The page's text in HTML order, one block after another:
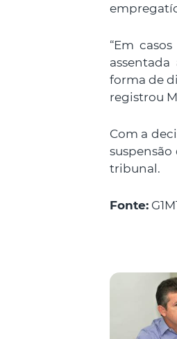
“Em
forma de
registrou
Com a
tribunal.
Fonte: